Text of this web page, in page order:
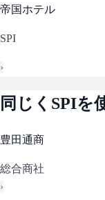
帝国ホテル
SPI
›
同じく SPIを
豊田通商
総合商社
›